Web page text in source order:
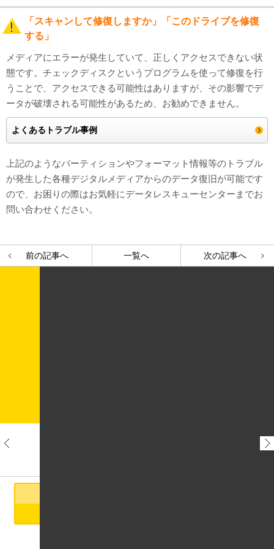
「スキャンして修復しますか」「このドライブを修復
する」
メディアにエラーが発生していて、正しくアクセスできない状
態です。チェックディスクというプログラムを使って修復を行
うことで、アクセスできる可能性はありますが、その影響でデ
ータが破壊される可能性があるため、お勧めできません。
よくあるトラブル事例
上記のようなパーティションやフォーマット情報等のトラブル
が発生した各種デジタルメディアからのデータ復旧が可能です
ので、お困りの際はお気軽にデータレスキューセンターまでお
問い合わせください。
前の記事へ 一覧へ 次の記事へ